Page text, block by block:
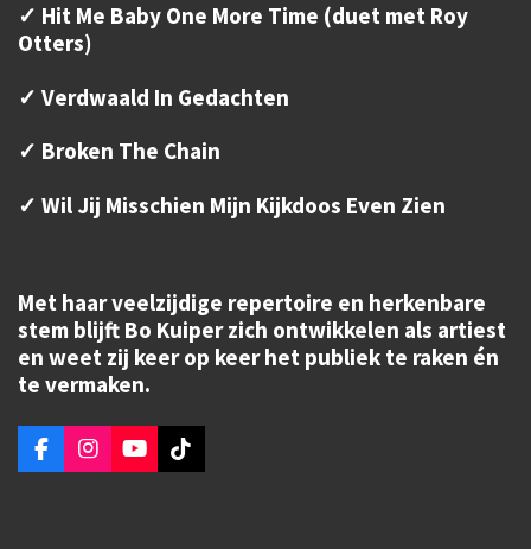
✓ Hit Me Baby One More Time (duet met Roy
Otters)
✓ Verdwaald In Gedachten
✓ Broken The Chain
✓ Wil Jij Misschien Mijn Kijkdoos Even Zien
Met haar veelzijdige repertoire en herkenbare
stem blijft Bo Kuiper zich ontwikkelen als artiest
en weet zij keer op keer het publiek te raken én
te vermaken.
F
a
I
n
Y
o
T
i